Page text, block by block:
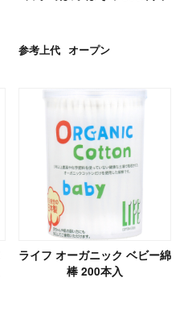
参考上代 オープン
ライフ オーガニック ベビー綿
棒 200本入